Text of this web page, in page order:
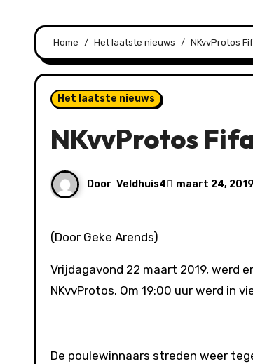
Home Het laatste nieuws NKvvProtos
Het laatste nieuws
NKvvProtos
Door Veldhuis4 maart 24, 2019
(Door Geke Arends)
Vrijdagavond 22 maart 2019, werd
NKvvProtos. Om 19:00 uur werd in
De poulewinnaars streden weer